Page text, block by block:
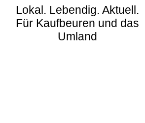
Lokal. Lebendig. Aktuell.
Für Kaufbeuren und das
Umland